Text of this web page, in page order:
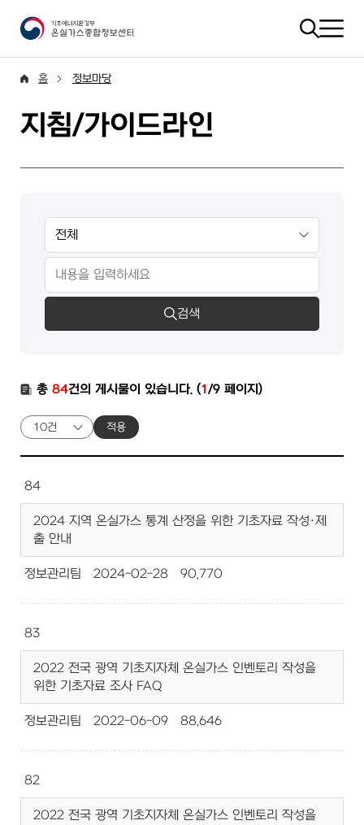
홈 정보마당
지침/가이드라인
검색
총 84건의 게시물이 있습니다. (1/9 페이지)
적용
84
2024 지역 온실가스 통계 산정을 위한 기초자료 작성·제
출 안내
정보관리팀 2024-02-28 90,770
83
2022 전국 광역 기초지자체 온실가스 인벤토리 작성을
위한 기초자료 조사 FAQ
정보관리팀 2022-06-09 88,646
82
2022 전국 광역 기초지자체 온실가스 인벤토리 작성을